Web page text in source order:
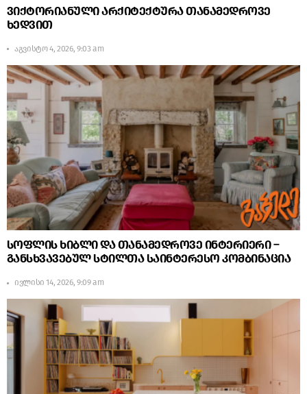
ვიქტორიანული არქიტექტურა თანამედროვე
ხედვით
აგვისტო 4, 2026, 9:03 am
სოფლის ხიბლი და თანამედროვე ინტერიერი –
განსხვავებულ სტილთა საინტერესო კომბინაცია
ივლისი 14, 2026, 9:09 am